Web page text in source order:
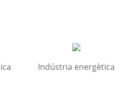
Indústria energètica